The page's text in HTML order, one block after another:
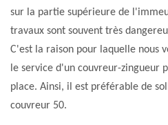
sur la partie supérieure de
travaux sont souvent très
C'est la raison pour laquelle nous
le service d'un couvreur-zingueur
place. Ainsi, il est préférable de
couvreur 50.